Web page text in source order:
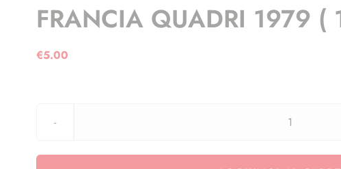
FRANCIA QUADRI 1979 (
€5.00
FRANCIA